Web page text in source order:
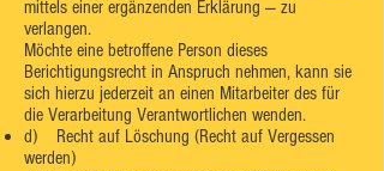
mittels einer ergänzenden Erklärung — zu
verlangen.
Möchte eine betroffene Person dieses
Berichtigungsrecht in Anspruch nehmen, kann sie
sich hierzu jederzeit an einen Mitarbeiter des für
die Verarbeitung Verantwortlichen wenden.
d) Recht auf Löschung (Recht auf Vergessen
werden)